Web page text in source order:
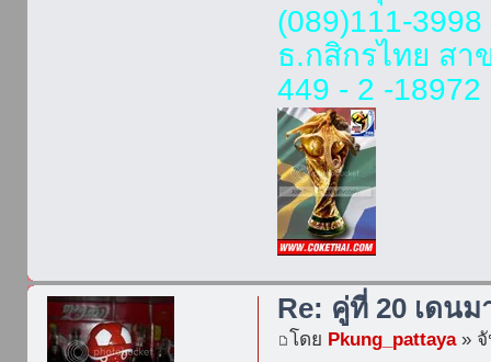
(089)111-3998
ธ.กสิกรไทย สา
449 - 2 -18972
Re: คู่ที่ 20 เดน
โดย Pkung_pattaya» จั